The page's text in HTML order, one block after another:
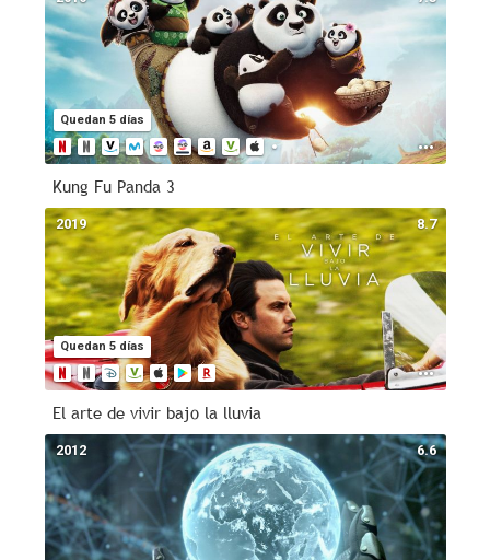
Quedan 5 días
Kung Fu Panda 3
8.7
Quedan 5 días
2019
El arte de vivir bajo la lluvia
6.6
2012